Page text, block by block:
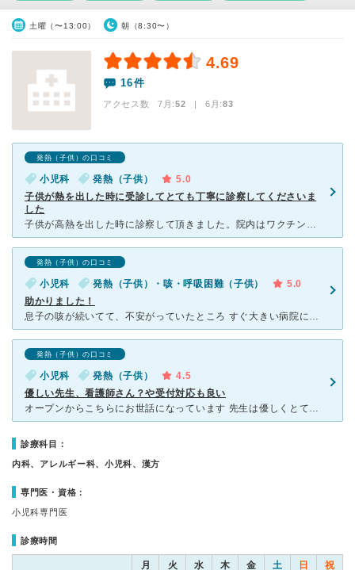
土曜（〜13:00） 朝（8:30〜）
4.69
16件
アクセス数 7月:52 | 6月:83
発熱（子供）の口コミ
小児科 発熱（子供）
5.0
子供が熱を出した時に受診してとても丁寧に診察してくださいま
した
子供が高熱を出した時に診察して頂きました。院内はワクチン摂取の子供と一般外来の子供で入り口が違うため風邪の子供が多い中でワクチン摂取の子供が待たずにすむような工夫がしたあり、とても良いシステムだなと思
発熱（子供）の口コミ
小児科 発熱（子供）・咳・呼吸困難（子供）
5.0
助かりました！
息子の咳が続いてて、不安がっていたところ すぐ大きい病院に紹介してくれました。 普通の風邪から肺炎になっていたみたいで、 恥ずかしながら親のわたしも気づかなかったんですが、 早めの対処が出来た
発熱（子供）の口コミ
小児科 発熱（子供）
4.5
優しい先生、看護師さん？や受付対応も良い
オープンからこちらにお世話になっています 先生は優しくとても感じが良い方です 診察してくれる時間は短いですか、話も聞いてくれアドバイスしてくれます 受付の方も看護師さん？もとても感じが良く転院し
診療科目：
内科、アレルギー科、小児科、漢方
専門医・資格：
小児科専門医
診療時間
月 火 水 木 金 土 日 祝